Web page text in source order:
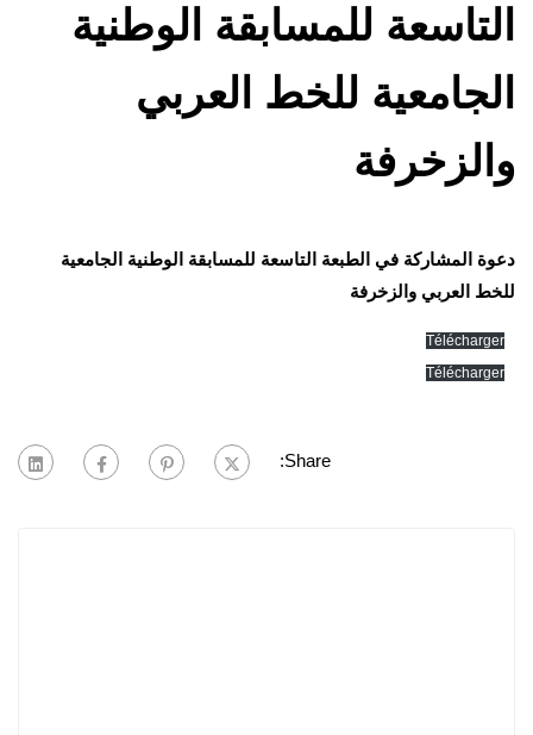
التاسعة للمسابقة الوطنية
الجامعية للخط العربي
والزخرفة
دعوة المشاركة في الطبعة التاسعة للمسابقة الوطنية الجامعية
للخط العربي والزخرفة
Télécharger
Télécharger
Share: